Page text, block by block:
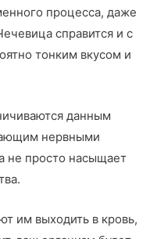
процесса, даже
справится и с
тонким вкусом и
данным
нервными
не просто насыщает
им выходить в кровь,